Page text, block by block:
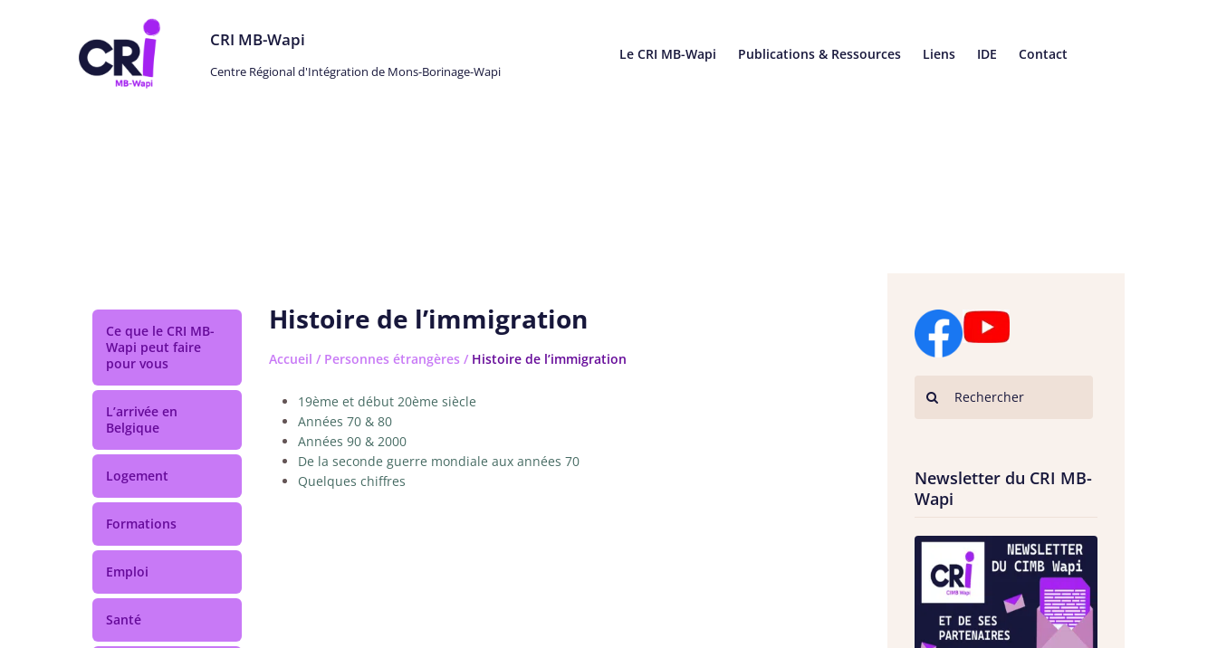
CRI MB-Wapi
Centre Régional d'Intégration de Mons-Borinage-Wapi
Le CRI MB-Wapi Publications & Ressources Liens IDE Contact
Ce que le CRI MB-
Wapi peut faire
pour vous
L’arrivée en
Belgique
Logement
Formations
Emploi
Santé
Histoire de l’immigration
Accueil / Personnes étrangères / Histoire de l’immigration
19ème et début 20ème siècle
Années 70 & 80
Années 90 & 2000
De la seconde guerre mondiale aux années 70
Quelques chiffres
Newsletter du CRI MB-
Wapi